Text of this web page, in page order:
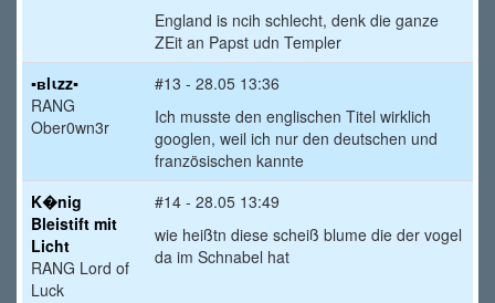
England is ncih schlecht, denk die ganze
ZEit an Papst udn Templer
▪вlιzz▪
RANG
Ober0wn3r
#13 - 28.05 13:36
Ich musste den englischen Titel wirklich
googlen, weil ich nur den deutschen und
französischen kannte
K�nig
Bleistift mit
Licht
RANG Lord of
Luck
#14 - 28.05 13:49
wie heißtn diese scheiß blume die der vogel
da im Schnabel hat